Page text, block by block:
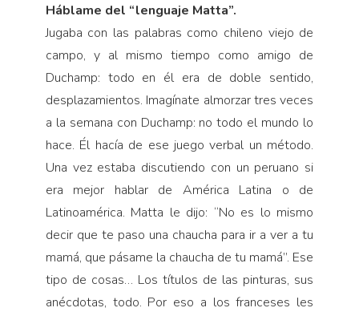
Háblame del “lenguaje Matta”.
Jugaba con las palabras como chileno viejo de
campo, y al mismo tiempo como amigo de
Duchamp: todo en él era de doble sentido,
desplazamientos. Imagínate almorzar tres veces
a la semana con Duchamp: no todo el mundo lo
hace. Él hacía de ese juego verbal un método.
Una vez estaba discutiendo con un peruano si
era mejor hablar de América Latina o de
Latinoamérica. Matta le dijo: “No es lo mismo
decir que te paso una chaucha para ir a ver a tu
mamá, que pásame la chaucha de tu mamá”. Ese
tipo de cosas… Los títulos de las pinturas, sus
anécdotas, todo. Por eso a los franceses les